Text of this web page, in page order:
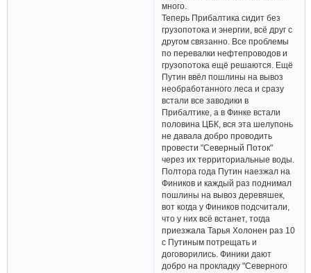
много.
Теперь Прибалтика сидит без
грузопотока и энергии, всё друг с
другом связанно. Все проблемы
по перевалки нефтепроводов и
грузопотока ещё решаются. Ещё
Путин ввёл пошлины на вывоз
необработанного леса и сразу
встали все заводики в
Прибалтике, а в Финке встали
половина ЦБК, вся эта шелупонь
не давала добро проводить
провести "Северный Поток"
через их территориальные воды.
Полтора года Путин наезжал на
Фиников и каждый раз поднимал
пошлины на вывоз деревяшек,
вот когда у Фиников подсчитали,
что у них всё встанет, тогда
приезжала Тарья Холонен раз 10
с Путиным потрещать и
договорились. Финики дают
добро на прокладку "Северного